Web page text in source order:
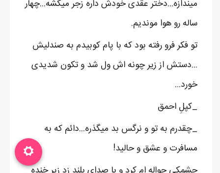
میندازه...دختر عقدی خودش داره زجر میکشه...چهار
ساله رو هوا موندیم.
تو فکر فرو رفته بود که با پام کوبیدم به صندلیش
...دستش از زیر چونه اش ول شد و تکون شدیدی
خورد...
_کپلِ احمق
_چقدرم به تو و نرگس بد میگذره...دائم که به
مسافرت و عشق و حالید!